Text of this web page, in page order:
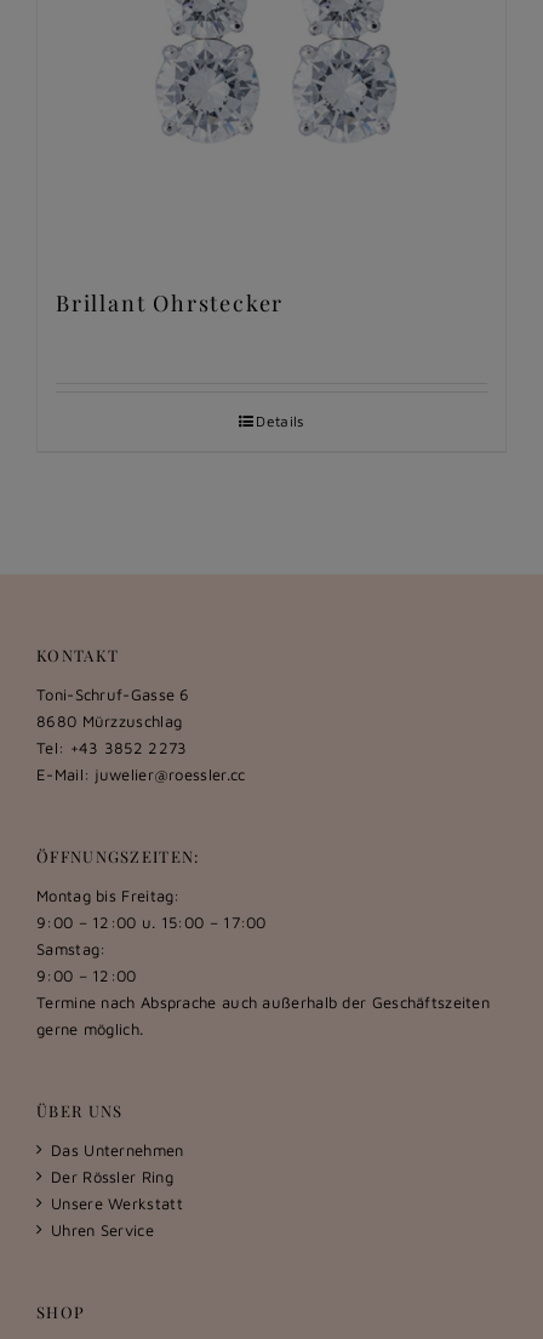
Brillant Ohrstecker
Details
KONTAKT
Toni-Schruf-Gasse 6
8680 Mürzzuschlag
Tel: +43 3852 2273
E-Mail: juwelier@roessler.cc
ÖFFNUNGSZEITEN:
Montag bis Freitag:
9:00 – 12:00 u. 15:00 – 17:00
Samstag:
9:00 – 12:00
Termine nach Absprache auch außerhalb der Geschäftszeiten
gerne möglich.
ÜBER UNS
Das Unternehmen
Der Rössler Ring
Unsere Werkstatt
Uhren Service
SHOP